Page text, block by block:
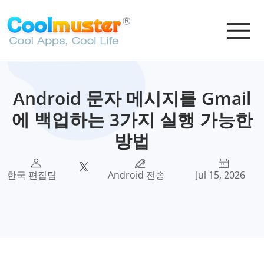
Android 문자 메시지를 Gmail
에 백업하는 3가지 실행 가능한
방법
한국 편집팀 Android 전송 Jul 15, 2026